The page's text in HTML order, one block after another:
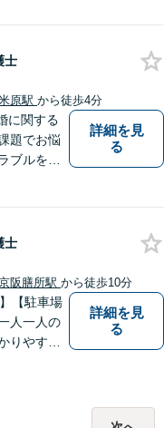
きないき
お気軽に
士
原駅 から徒歩4分
に関する
題でお悩
ブルを迅
詳細を見
る
士
阪膳所駅 から徒歩10分
【駐車場
人一人の
りやすく
います。
詳細を見
る